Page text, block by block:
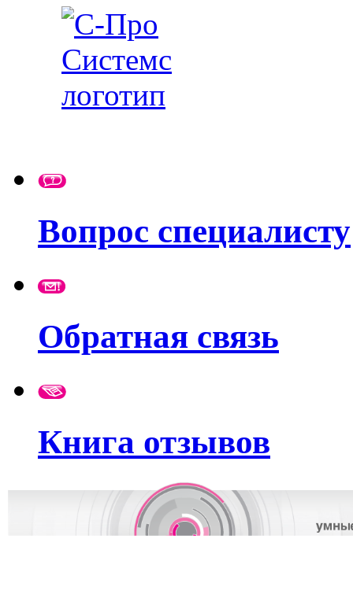
Вопрос специалисту
Обратная связь
Книга отзывов